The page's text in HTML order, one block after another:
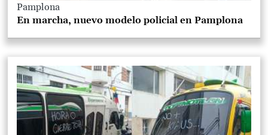
Pamplona
En marcha, nuevo modelo policial en Pamplona